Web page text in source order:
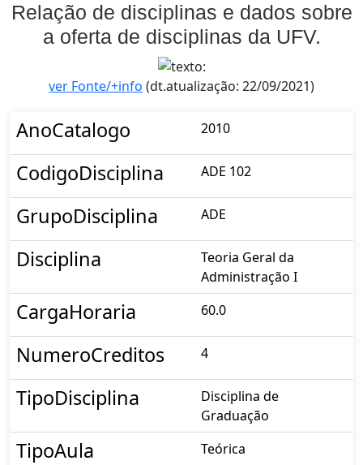
Relação de disciplinas e dados sobre
a oferta de disciplinas da UFV.
ver Fonte/+info (dt.atualização: 22/09/2021)
AnoCatalogo 2010
CodigoDisciplina ADE 102
GrupoDisciplina ADE
Disciplina
Teoria Geral da
Administração I
CargaHoraria 60.0
NumeroCreditos 4
TipoDisciplina
Disciplina de
Graduação
TipoAula Teórica